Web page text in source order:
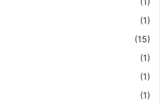
(1)
(15)
(1)
(1)
(1)